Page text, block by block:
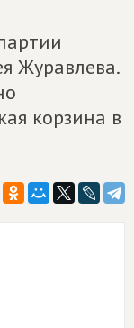
Журавлева.
корзина в